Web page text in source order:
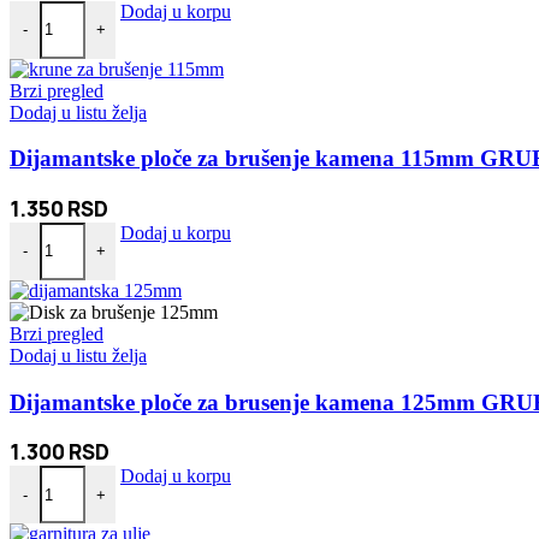
-
Dijamantske krune za bušenje keramike 33 53 67 73mm količina
+
Dodaj u korpu
Brzi pregled
Dodaj u listu želja
Dijamantske ploče za brušenje kamena 115mm
1.350 RSD
-
Dijamantske ploče za brušenje kamena 115mm GRUBO količina
+
Dodaj u korpu
Brzi pregled
Dodaj u listu želja
Dijamantske ploče za brusenje kamena 125mm
1.300 RSD
-
Dijamantske ploče za brusenje kamena 125mm GRUBO količina
+
Dodaj u korpu